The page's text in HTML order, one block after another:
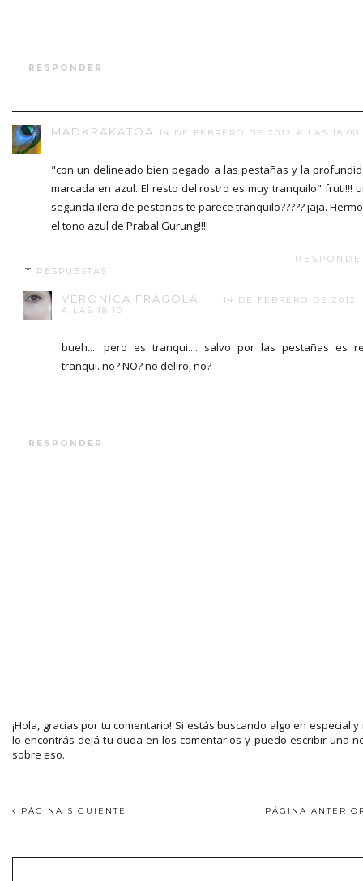
RESPONDER
MADKRAKATOA 14 DE FEBRERO DE 2012 A LAS 18:00
"con un delineado bien pegado a las pestañas y la
marcada en azul. El resto del rostro es muy tranquilo" fruti!!!
segunda ilera de pestañas te parece tranquilo????? jaja.
el tono azul de Prabal Gurung!!!!
RESPUESTAS
VERÓNICA FRÁGOLA
14 DE FEBRERO DE 2012
A LAS 18:10
bueh.... pero es tranqui.... salvo por las pestañas es
tranqui. no? NO? no deliro, no?
RESPONDER
¡Hola, gracias por tu comentario! Si estás buscando algo en especial y
lo encontrás dejá tu duda en los comentarios y puedo escribir una
sobre eso.
PÁGINA SIGUIENTE PÁGINA